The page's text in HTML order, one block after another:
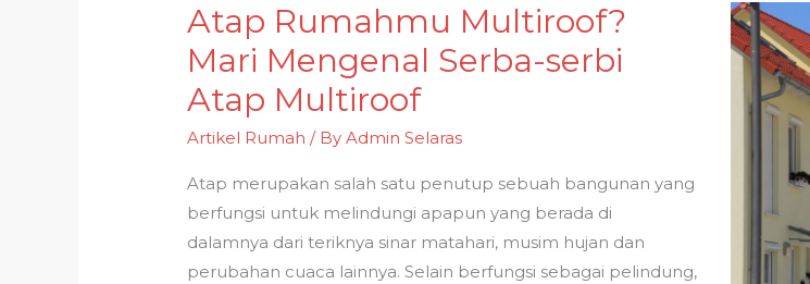
Atap Rumahmu Multiroof?
Mari Mengenal Serba-serbi
Atap Multiroof
Artikel Rumah / ByAdmin Selaras
Atap merupakan salah satu penutup sebuah bangunan yang
berfungsi untuk melindungi apapun yang berada di
dalamnya dari teriknya sinar matahari, musim hujan dan
perubahan cuaca lainnya. Selain berfungsi sebagai pelindung,
Atap
Rumahmu
Multiroof?
Mari
Mengenal
serbi
Atap
Multiroof